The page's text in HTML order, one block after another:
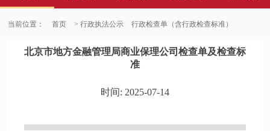
当前位置： 首页 > 行政执法公示 行政检查单（含行政检查标准）
北京市地方金融管理局商业保理公司检查单及检查标
准
时间: 2025-07-14